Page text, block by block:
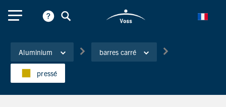
Aluminium barres carré
pressé